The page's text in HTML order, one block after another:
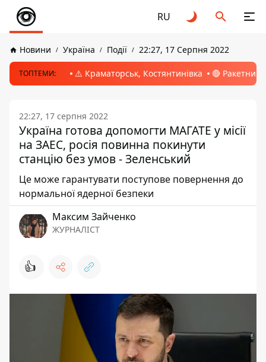
RU
Новини Україна Події 22:27, 17 Серпня 2022
ТОПТЕМИ: ⚠️ Краматорськ, Костянтинівка 🔴 Ракетний
22:27, 17 серпня 2022
Україна готова допомогти МАГАТЕ у місії
на ЗАЕС, росія повинна покинути
станцію без умов - Зеленський
Це може гарантувати поступове повернення до
нормальної ядерної безпеки
Максим Зайченко
ЖУРНАЛІСТ
👍